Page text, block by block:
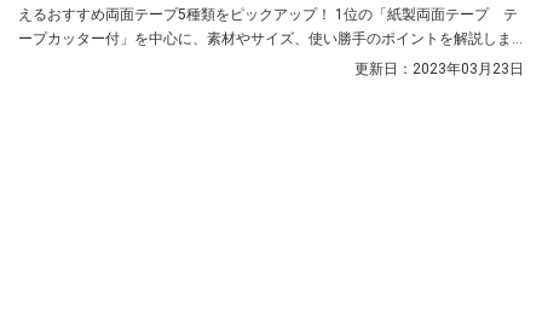
えるおすすめ両面テープ5種類をピックアップ！ 1位の「紙製両面テープ テ
ープカッター付」を中心に、素材やサイズ、使い勝手のポイントを解説しま
更新日： 2023年03月23日